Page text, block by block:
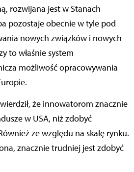
rozwijana jest w Stanach
pozostaje obecnie w tyle pod
nowych związków i nowych
to właśnie system
możliwość opracowywania
że innowatorom znacznie
w USA, niż zdobyć
ze względu na skalę rynku.
znacznie trudniej jest zdobyć